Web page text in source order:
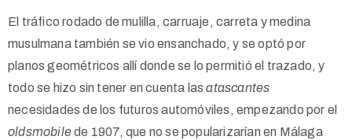
El tráfico rodado de mulilla, carruaje, carreta y medina
musulmana también se vio ensanchado, y se optó por
planos geométricos allí donde se lo permitió el trazado, y
todo se hizo sin tener en cuenta lasatascantes
necesidades de los futuros automóviles, empezando por el
oldsmobilede 1907, que no se popularizarían en Málaga